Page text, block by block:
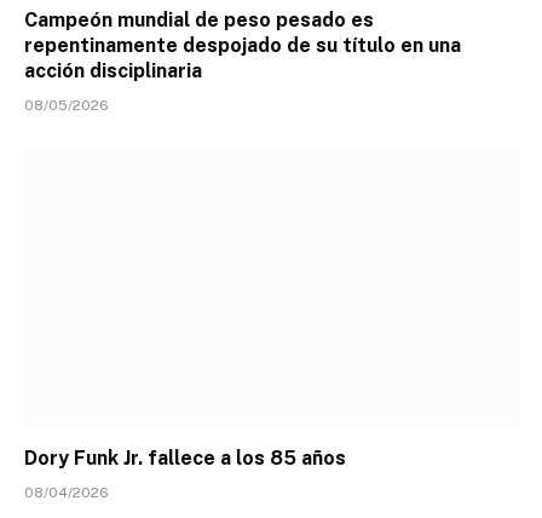
Campeón mundial de peso pesado es
repentinamente despojado de su título en una
acción disciplinaria
08/05/2026
Dory Funk Jr. fallece a los 85 años
08/04/2026